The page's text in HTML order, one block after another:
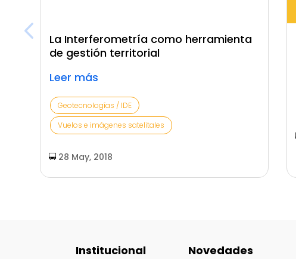
La Interferometría como herramienta
de gestión territorial
Leer más
Geotecnologías / IDE
Vuelos e imágenes satelitales
28 May, 2018
Institucional Novedades